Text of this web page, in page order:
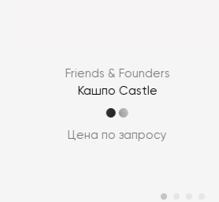
ЗАДАТЬ ВОПРОС
ЗАДАТЬ ВОПРОС
Friends & Founders
Кашпо Castle
Цена по запросу